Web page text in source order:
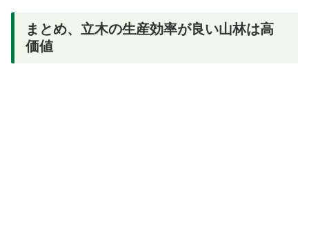
まとめ、立木の生産効率が良い山林は高
価値